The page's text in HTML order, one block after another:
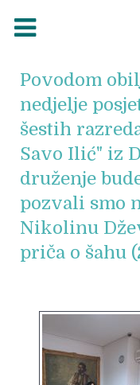
Povodom
nedjelje
šestih
Savo Ilić" iz
druženje
pozvali smo
Nikolinu
priča o šahu